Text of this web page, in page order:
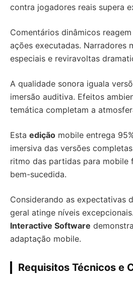
contra jogadores reais supera
Comentários dinâmicos
ações executadas. Narradores
especiais e reviravoltas
A qualidade sonora iguala
imersão auditiva. Efeitos
temática completam a
Esta edição mobile entrega
imersiva das versões
ritmo das partidas para mobile
bem-sucedida.
Considerando as expectativas
geral atinge níveis
Interactive Software
adaptação mobile.
Requisitos Técnicos e